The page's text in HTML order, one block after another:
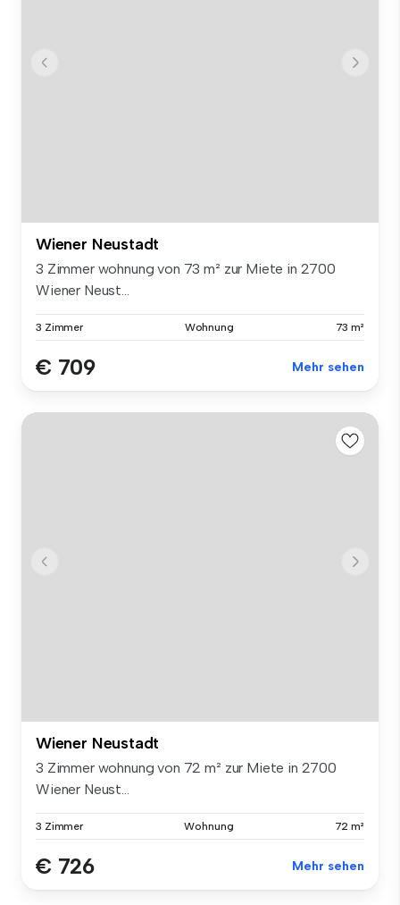
Wiener Neustadt
3 Zimmer wohnung von 73 m² zur Miete in 2700
Wiener Neust...
3 Zimmer Wohnung 73 m²
€ 709 Mehr sehen
Wiener Neustadt
3 Zimmer wohnung von 72 m² zur Miete in 2700
Wiener Neust...
3 Zimmer Wohnung 72 m²
€ 726 Mehr sehen